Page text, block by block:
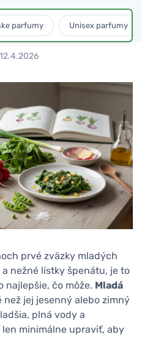
parfumy Unisex parfumy
12.4.2026
prvé zväzky mladých
nežné lístky špenátu, je to
najlepšie, čo môže. Mladá
než jej jesenný alebo zimný
plná vody a
minimálne upraviť, aby